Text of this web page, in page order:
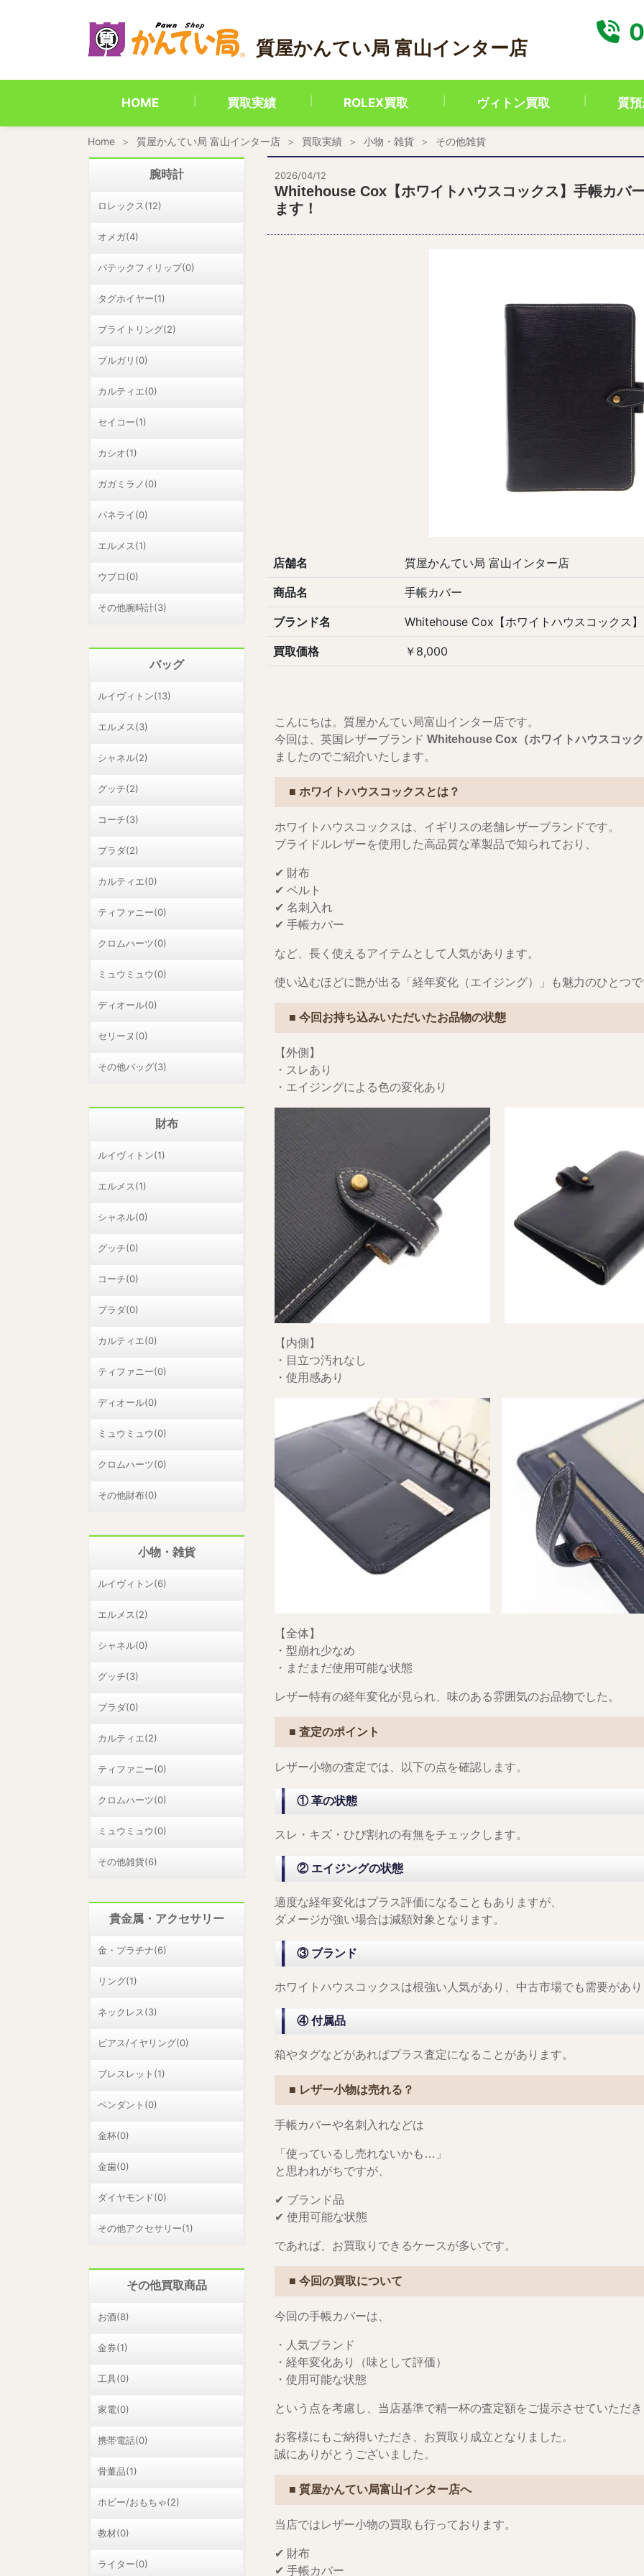
質屋かんてい局 富山インター店
HOME 買取実績 ROLEX買取 ヴィトン買取 質
Home 質屋かんてい局 富山インター店 買取実績 小物・雑貨 その他雑貨
2026/04/12
Whitehouse Cox【ホワイトハウスコックス】手帳カバ
ます！
店舗名 質屋かんてい局 富山インター店
商品名 手帳カバー
ブランド名 Whitehouse Cox【ホワイトハウスコックス】
買取価格 ￥8,000
こんにちは。質屋かんてい局富山インター店です。
今回は、英国レザーブランド Whitehouse Cox（ホワイトハウスコッ
ましたのでご紹介いたします。
■ ホワイトハウスコックスとは？
ホワイトハウスコックスは、イギリスの老舗レザーブランドです。
ブライドルレザーを使用した高品質な革製品で知られており、
✔ 財布
✔ ベルト
✔ 名刺入れ
✔ 手帳カバー
など、長く使えるアイテムとして人気があります。
使い込むほどに艶が出る「経年変化（エイジング）」も魅力のひとつ
■ 今回お持ち込みいただいたお品物の状態
【外側】
・スレあり
・エイジングによる色の変化あり
【内側】
・目立つ汚れなし
・使用感あり
【全体】
・型崩れ少なめ
・まだまだ使用可能な状態
レザー特有の経年変化が見られ、味のある雰囲気のお品物でした。
■ 査定のポイント
レザー小物の査定では、以下の点を確認します。
① 革の状態
スレ・キズ・ひび割れの有無をチェックします。
② エイジングの状態
適度な経年変化はプラス評価になることもありますが、
ダメージが強い場合は減額対象となります。
③ ブランド
ホワイトハウスコックスは根強い人気があり、中古市場でも需要があ
④ 付属品
箱やタグなどがあればプラス査定になることがあります。
■ レザー小物は売れる？
手帳カバーや名刺入れなどは
「使っているし売れないかも…」
と思われがちですが、
✔ ブランド品
✔ 使用可能な状態
であれば、お買取りできるケースが多いです。
■ 今回の買取について
今回の手帳カバーは、
・人気ブランド
・経年変化あり（味として評価）
・使用可能な状態
という点を考慮し、当店基準で精一杯の査定額をご提示させていただ
お客様にもご納得いただき、お買取り成立となりました。
誠にありがとうございました。
■ 質屋かんてい局富山インター店へ
当店ではレザー小物の買取も行っております。
✔ 財布
✔ 手帳カバー
腕時計
ロレックス(12)
オメガ(4)
パテックフィリップ(0)
タグホイヤー(1)
ブライトリング(2)
ブルガリ(0)
カルティエ(0)
セイコー(1)
カシオ(1)
ガガミラノ(0)
パネライ(0)
エルメス(1)
ウブロ(0)
その他腕時計(3)
バッグ
ルイヴィトン(13)
エルメス(3)
シャネル(2)
グッチ(2)
コーチ(3)
プラダ(2)
カルティエ(0)
ティファニー(0)
クロムハーツ(0)
ミュウミュウ(0)
ディオール(0)
セリーヌ(0)
その他バッグ(3)
財布
ルイヴィトン(1)
エルメス(1)
シャネル(0)
グッチ(0)
コーチ(0)
プラダ(0)
カルティエ(0)
ティファニー(0)
ディオール(0)
ミュウミュウ(0)
クロムハーツ(0)
その他財布(0)
小物・雑貨
ルイヴィトン(6)
エルメス(2)
シャネル(0)
グッチ(3)
プラダ(0)
カルティエ(2)
ティファニー(0)
クロムハーツ(0)
ミュウミュウ(0)
その他雑貨(6)
貴金属・アクセサリー
金・プラチナ(6)
リング(1)
ネックレス(3)
ピアス/イヤリング(0)
ブレスレット(1)
ペンダント(0)
金杯(0)
金歯(0)
ダイヤモンド(0)
その他アクセサリー(1)
その他買取商品
お酒(8)
金券(1)
工具(0)
家電(0)
携帯電話(0)
骨董品(1)
ホビー/おもちゃ(2)
教材(0)
ライター(0)